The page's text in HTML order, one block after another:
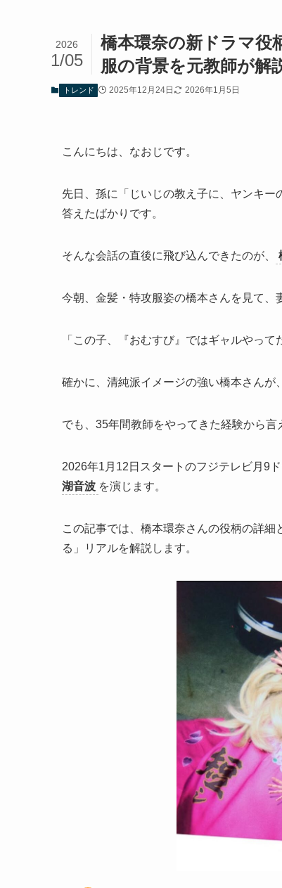
橋本環奈の新ドラマ役
服の背景を元教師が解
2026
1/05
トレンド 2025年12月24日 2026年1月5日
こんにちは、なおじです。
先日、孫に「じいじの教え子に、ヤンキ
答えたばかりです。
そんな会話の直後に飛び込んできたのが、
今朝、金髪・特攻服姿の橋本さんを見て、
「この子、『おむすび』ではギャルやっ
確かに、清純派イメージの強い橋本さんが、
でも、35年間教師をやってきた経験から言
2026年1月12日スタートのフジテレビ月9
湖音波 を演じます。
この記事では、橋本環奈さんの役柄の詳
る」リアルを解説します。